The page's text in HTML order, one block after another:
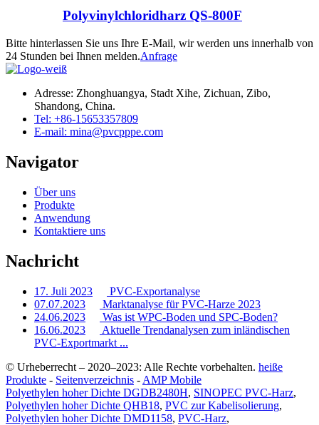
Polyvinylchloridharz QS-800F
Bitte hinterlassen Sie uns Ihre E-Mail, wir werden uns innerhalb von
24 Stunden bei Ihnen melden.Anfrage
Adresse: Zhonghuangya, Stadt Xihe, Zichuan, Zibo,
Shandong, China.
Tel: +86-15653357809
E-mail: mina@pvcpppe.com
Navigator
Über uns
Produkte
Anwendung
Kontaktiere uns
Nachricht
17. Juli 2023
PVC-Exportanalyse
07.07.2023
Marktanalyse für PVC-Harze 2023
24.06.2023
Was ist WPC-Boden und SPC-Boden?
16.06.2023
Aktuelle Trendanalysen zum inländischen
PVC-Exportmarkt ...
© Urheberrecht – 2020–2023: Alle Rechte vorbehalten. heiße
Produkte - Seitenverzeichnis - AMP Mobile
Polyethylen hoher Dichte DGDB2480H, SINOPEC PVC-Harz,
Polyethylen hoher Dichte QHB18, PVC zur Kabelisolierung,
Polyethylen hoher Dichte DMD1158, PVC-Harz,